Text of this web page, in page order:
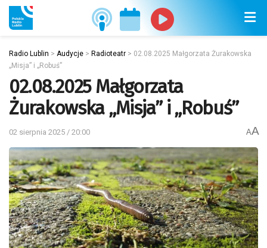
Radio Lublin > Audycje > Radioteatr > 02.08.2025 Małgorzata Żurakowska
„Misja” i „Robuś”
02.08.2025 Małgorzata
Żurakowska „Misja” i „Robuś”
02 sierpnia 2025 / 20:00 AA